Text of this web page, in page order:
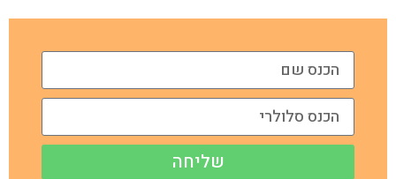
שליחה